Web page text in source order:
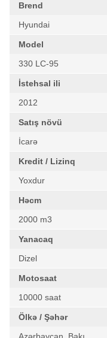
Brend
Hyundai
Model
330 LC-95
İstehsal ili
2012
Satış növü
İcarə
Kredit / Lizinq
Yoxdur
Həcm
2000 m3
Yanacaq
Dizel
Motosaat
10000 saat
Ölkə / Şəhər